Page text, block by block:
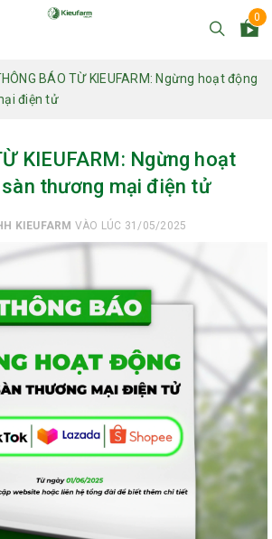
0
BÁO TỪ KIEUFARM: Ngừng hoạt động
điện tử
KIEUFARM: Ngừng hoạt
thương mại điện tử
KIEUFARM VÀO LÚC 31/05/2025